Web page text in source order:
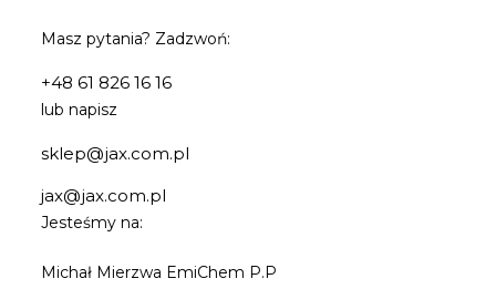
Masz pytania? Zadzwoń:
+48 61 826 16 16
lub napisz
sklep@jax.com.pl
jax@jax.com.pl
Jesteśmy na:
Michał Mierzwa EmiChem P.P